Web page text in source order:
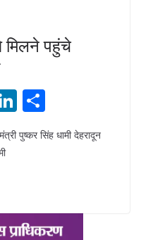
मिलने पहुंचे
el
Li
k
n
h
ar
पुष्कर सिंह धामी देहरादून